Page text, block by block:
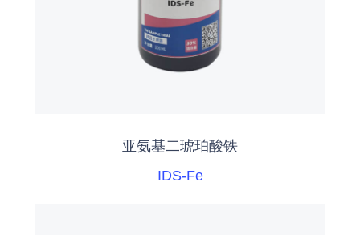
亚氨基二琥珀酸铁
IDS-Fe